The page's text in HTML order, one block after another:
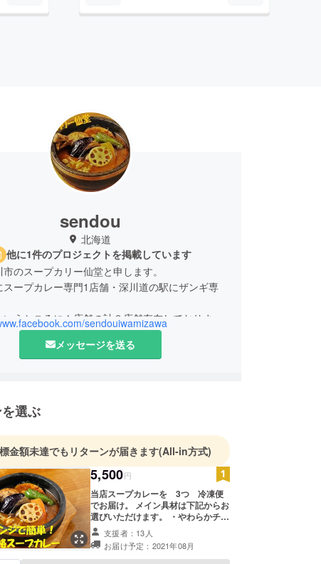
sendou
北海道
他に1件のプロジェクトを掲載しています
のスープカリー仙堂と申します。
スープカレー専門1店舗・深川道の駅にザンギ専
いうところに１店舗の計３店舗存在しておりま
店舗は、ランチはスープカリー専門店で夜は北海
に支えられ、本年をもって10周年になります。
独立開業させて頂きました。
sendouiwamizawa
メッセージを送る
選ぶ
金額未達でもリターンが届きます(All-in方式)
5,500円
当店スープカレーを 3つ 冷凍便
でお届け。 メイン具材は下記からお
選びいただけます。 ・やわらかチキ
ン ・ゴロっと豚角煮 ・とろとろ牛
煮込み ・ふわとろ牛モツ ・ザンギ
（唐揚げ） 主に入っている野菜は9
支援者：13人
お届け予定：2021年08月